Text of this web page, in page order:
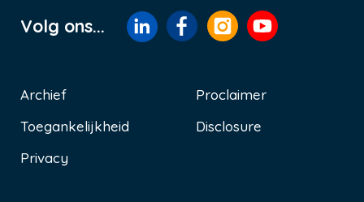
Volg ons...
Voet
Archief
Toegankelijkheid
Privacy
Proclaimer
Disclosure